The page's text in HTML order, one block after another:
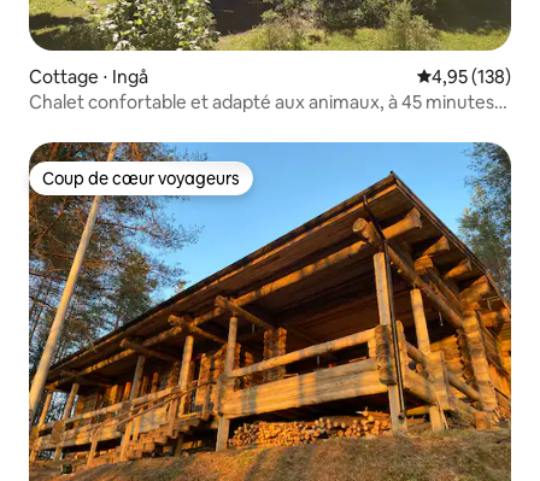
Cottage ⋅ Ingå Évaluation
4,95 (138)
Chalet confortable et adapté aux animaux, à 45 minutes
Coup de cœur voyageurs
Coup de cœur voyageurs